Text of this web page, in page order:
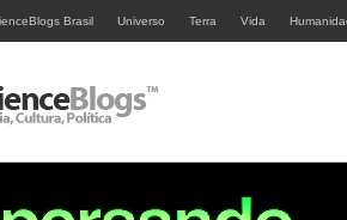
Brasil Universo Terra Vida